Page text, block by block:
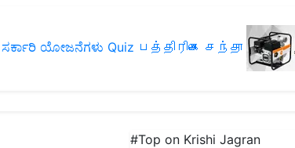
ಸರ್ಕಾರಿ ಯೋಜನೆಗಳು Quiz பத்திரிகை சந்தா
#Top on Krishi Jagran